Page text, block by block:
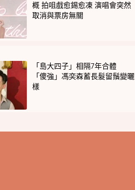
概 拍咀戲愈錫愈凍 演唱會突然
取消與票房無關
「島大四子」相隔7年合體
「傻強」馮奕森蓄長髮留鬚變曬
樣